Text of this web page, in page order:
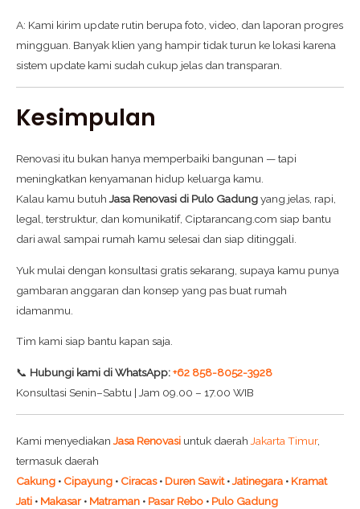
A: Kami kirim update rutin berupa foto, video, dan laporan progres
mingguan. Banyak klien yang hampir tidak turun ke lokasi karena
sistem update kami sudah cukup jelas dan transparan.
Kesimpulan
Renovasi itu bukan hanya memperbaiki bangunan — tapi
meningkatkan kenyamanan hidup keluarga kamu.
Kalau kamu butuh Jasa Renovasi di Pulo Gadungyang jelas, rapi,
legal, terstruktur, dan komunikatif, Ciptarancang.com siap bantu
dari awal sampai rumah kamu selesai dan siap ditinggali.
Yuk mulai dengan konsultasi gratis sekarang, supaya kamu punya
gambaran anggaran dan konsep yang pas buat rumah
idamanmu.
Tim kami siap bantu kapan saja.
📞 Hubungi kami di WhatsApp:+62 858-8052-3928
Konsultasi Senin–Sabtu | Jam 09.00 – 17.00 WIB
Kami menyediakanJasa Renovasi untuk daerahJakarta Timur,
termasuk daerah
Cakung • Cipayung • Ciracas• Duren Sawit•Jatinegara • Kramat
Jati • Makasar• Matraman • Pasar Rebo • Pulo Gadung